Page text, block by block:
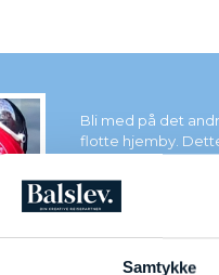
Samtykke
Bli med på det
flotte hjemby.
Reiseleder og